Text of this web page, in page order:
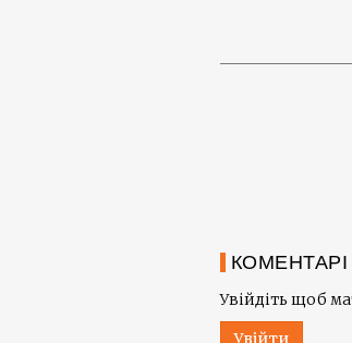
КОМЕНТАРІ
Увійдіть щоб
Увійти